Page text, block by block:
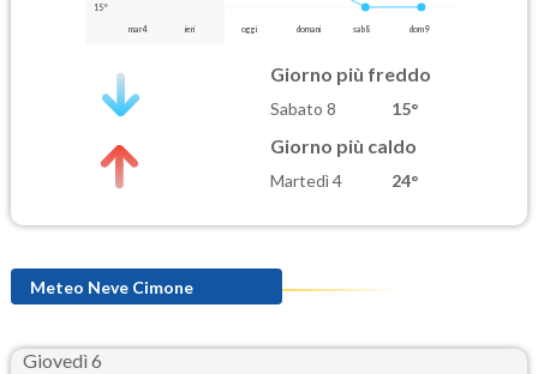
15°
mar 4 ieri oggi domani sab 8 dom 9
Giorno più freddo
Sabato 8 15°
Giorno più caldo
Martedì 4 24°
Meteo Neve Cimone
Giovedì 6